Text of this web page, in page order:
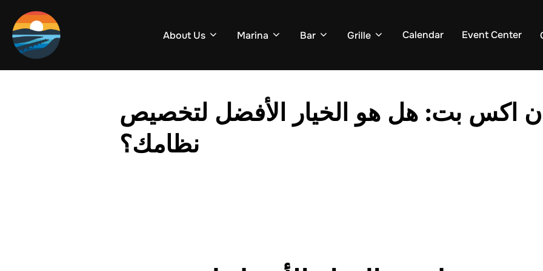
content
About Us Marina Bar Grille Calendar Event Center
اكس بت: هل هو الخيار الأفضل لتخصيص
نظامك؟